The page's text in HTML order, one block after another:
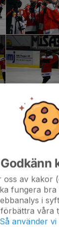
Godkänn
oss av kakor
fungera bra
i
förbättra våra
Så använder vi